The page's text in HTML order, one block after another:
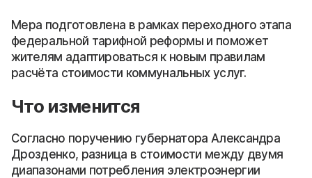
Мера подготовлена в рамках переходного этапа
федеральной тарифной реформы и поможет
жителям адаптироваться к новым правилам
расчёта стоимости коммунальных услуг.
Что изменится
Согласно поручению губернатора Александра
Дрозденко, разница в стоимости между двумя
диапазонами потребления электроэнергии